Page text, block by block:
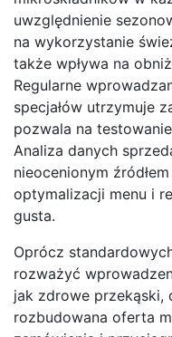
uwzględnienie
na wykorzystanie
także wpływa na
Regularne
specjałów utrzymuje
pozwala na
Analiza danych
nieocenionym
optymalizacji menu i
gusta.
Oprócz
rozważyć
jak zdrowe przekąski,
rozbudowana oferta